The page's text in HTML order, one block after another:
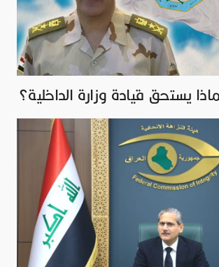
يستحق قيادة وزارة الداخلية؟